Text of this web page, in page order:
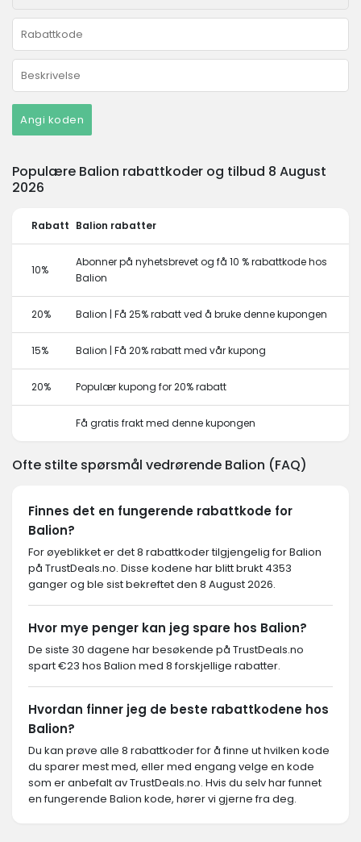
Angi koden
Populære Balion rabattkoder og tilbud 8 August
2026
Rabatt Balion rabatter
10%
Abonner på nyhetsbrevet og få 10 % rabattkode hos
Balion
20% Balion | Få 25% rabatt ved å bruke denne kupongen
15% Balion | Få 20% rabatt med vår kupong
20% Populær kupong for 20% rabatt
Få gratis frakt med denne kupongen
Ofte stilte spørsmål vedrørende Balion (FAQ)
Finnes det en fungerende rabattkode for
Balion?
For øyeblikket er det 8 rabattkoder tilgjengelig for Balion
på TrustDeals.no. Disse kodene har blitt brukt 4353
ganger og ble sist bekreftet den 8 August 2026.
Hvor mye penger kan jeg spare hos Balion?
De siste 30 dagene har besøkende på TrustDeals.no
spart €23 hos Balion med 8 forskjellige rabatter.
Hvordan finner jeg de beste rabattkodene hos
Balion?
Du kan prøve alle 8 rabattkoder for å finne ut hvilken kode
du sparer mest med, eller med engang velge en kode
som er anbefalt av TrustDeals.no. Hvis du selv har funnet
en fungerende Balion kode, hører vi gjerne fra deg.